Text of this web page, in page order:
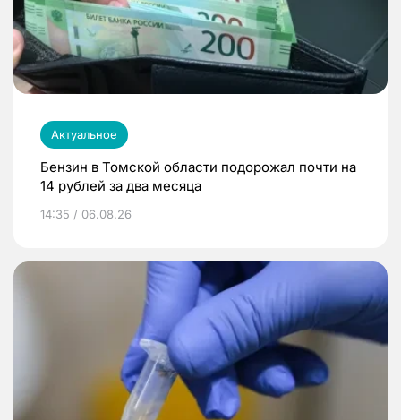
Актуальное
Бензин в Томской области подорожал почти на
14 рублей за два месяца
14:35 / 06.08.26